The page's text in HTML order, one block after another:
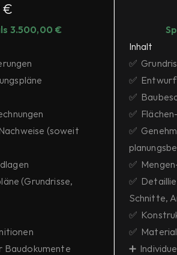
€
3.500,00 €
(soweit
(Grundrisse,
Baudokumente
Inhalt
✅
✅
✅
✅
✅
✅
✅
Schnitte,
✅
✅
➕